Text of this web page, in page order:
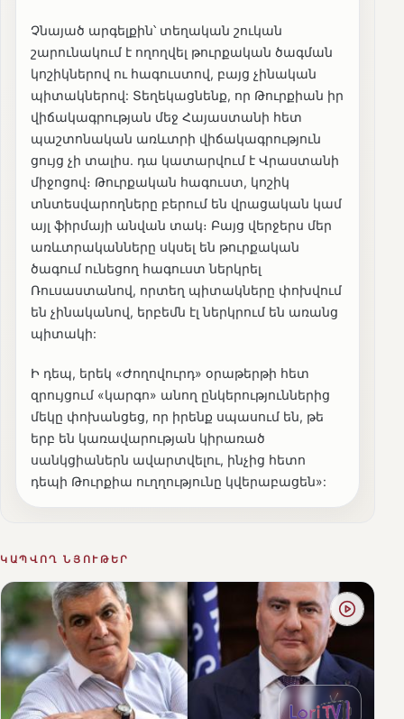
Չնայած արգելքին՝ տեղական շուկան
շարունակում է ողողվել թուրքական ծագման
կոշիկներով ու հագուստով, բայց չինական
պիտակներով: Տեղեկացնենք, որ Թուրքիան իր
վիճակագրության մեջ Հայաստանի հետ
պաշտոնական առևտրի վիճակագրություն
ցույց չի տալիս. դա կատարվում է Վրաստանի
միջոցով։ Թուրքական հագուստ, կոշիկ
տնտեսվարողները բերում են վրացական կամ
այլ ֆիրմայի անվան տակ։ Բայց վերջերս մեր
առևտրականները սկսել են թուրքական
ծագում ունեցող հագուստ ներկրել
Ռուսաստանով, որտեղ պիտակները փոխվում
են չինականով, երբեմն էլ ներկրում են առանց
պիտակի:
Ի դեպ, երեկ «Ժողովուրդ» օրաթերթի հետ
զրույցում «կարգո» անող ընկերություններից
մեկը փոխանցեց, որ իրենք սպասում են, թե
երբ են կառավարության կիրառած
սանկցիաներն ավարտվելու, ինչից հետո
դեպի Թուրքիա ուղղությունը կվերաբացեն»:
ԿԱՊՎՈՂ ՆՅՈՒԹԵՐ